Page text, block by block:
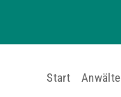
Start Anwälte